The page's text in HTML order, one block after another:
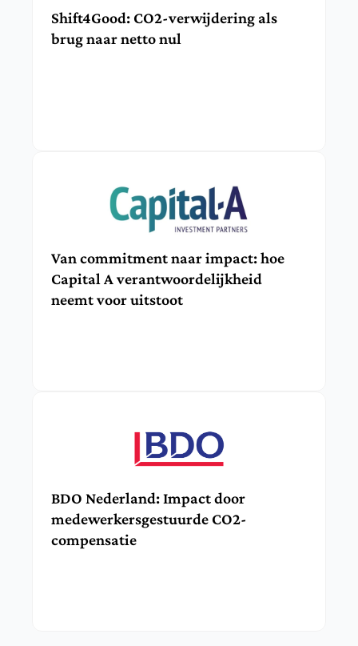
Shift4Good: CO2-verwijdering als
brug naar netto nul
Van commitment naar impact: hoe
Capital A verantwoordelijkheid
neemt voor uitstoot
BDO Nederland: Impact door
medewerkersgestuurde CO2-
compensatie